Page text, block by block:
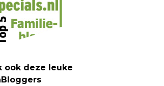
ook deze leuke